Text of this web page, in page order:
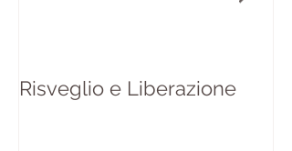
Risveglio e Liberazione